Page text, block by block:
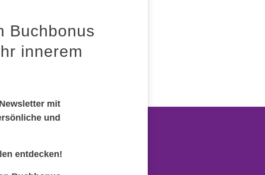
Buchbonus
innerem
mit
und
entdecken!